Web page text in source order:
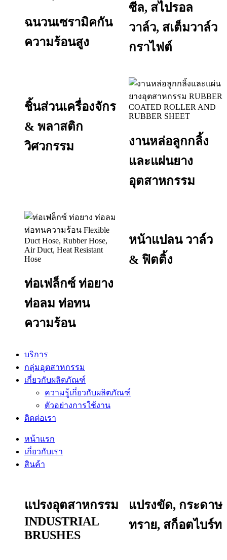
ฉนวนเซรามิคกัน
ความร้อนสูง
ซีล, สไปรอล
วาล์ว, สเต็มวาล์ว
กราไฟต์
ชิ้นส่วนเครื่องจักร
& พลาสติก
วิศวกรรม
งานหล่อลูกกลิ้ง
และแผ่นยาง
อุตสาหกรรม
ท่อเฟล็กซ์ ท่อยาง
ท่อลม ท่อทน
ความร้อน
หน้าแปลน วาล์ว
& ฟิตติ้ง
บริการ
กลุ่มอุตสาหกรรม
เกี่ยวกับผลิตภัณฑ์
ความรู้เกี่ยวกับผลิตภัณฑ์
ตัวอย่างการใช้งาน
ติดต่อเรา
หน้าแรก
เกี่ยวกับเรา
สินค้า
แปรงอุตสาหกรรม
INDUSTRIAL
BRUSHES
แปรงขัด, กระดาษ
ทราย, สก็อตไบร์ท